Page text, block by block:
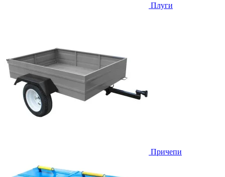
Плуги
Причепи